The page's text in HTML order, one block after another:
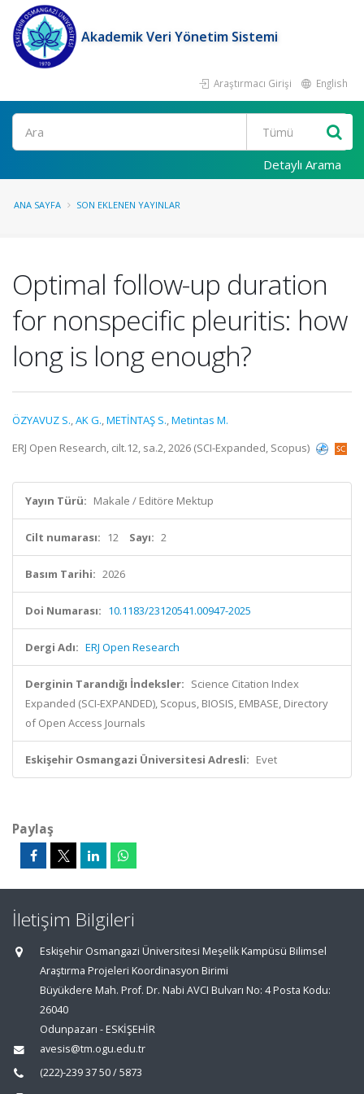
Akademik Veri Yönetim Sistemi
Araştırmacı Girişi English
Ara
Detaylı Arama
ANA SAYFA SON EKLENEN YAYINLAR
Optimal follow-up duration
for nonspecific pleuritis: how
long is long enough?
ÖZYAVUZ S.,AK G.,METİNTAŞ S.,Metintas M.
ERJ Open Research, cilt.12, sa.2, 2026 (SCI-Expanded, Scopus)
Yayın Türü: Makale / Editöre Mektup
Cilt numarası: 12 Sayı: 2
Basım Tarihi: 2026
Doi Numarası: 10.1183/23120541.00947-2025
Dergi Adı: ERJ Open Research
Derginin Tarandığı İndeksler: Science Citation Index
Expanded (SCI-EXPANDED), Scopus, BIOSIS, EMBASE, Directory
of Open Access Journals
Eskişehir Osmangazi Üniversitesi Adresli: Evet
Paylaş
İletişim Bilgileri
Eskişehir Osmangazi Üniversitesi Meşelik Kampüsü Bilimsel
Araştırma Projeleri Koordinasyon Birimi
Büyükdere Mah. Prof. Dr. Nabi AVCI Bulvarı No: 4 Posta Kodu:
26040
Odunpazarı - ESKİŞEHİR
avesis@tm.ogu.edu.tr
(222)-239 37 50 / 5873